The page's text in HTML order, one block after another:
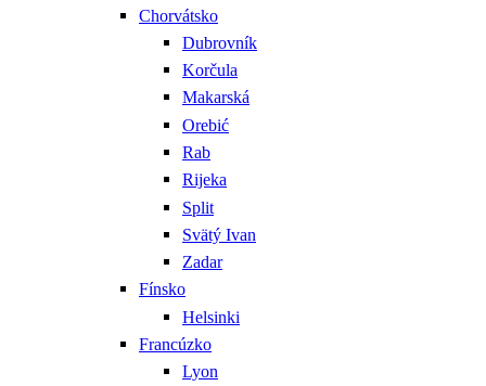
Chorvátsko
Dubrovník
Korčula
Makarská
Orebić
Rab
Rijeka
Split
Svätý Ivan
Zadar
Fínsko
Helsinki
Francúzko
Lyon